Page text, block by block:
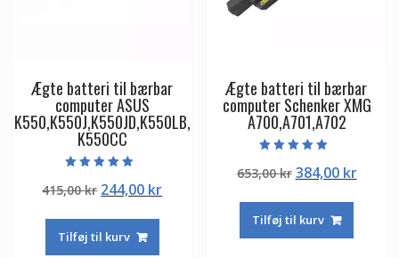
Ægte batteri til bærbar
computer ASUS
K550,K550J,K550JD,K550LB,
K550CC
5.00
ud af 5
415,00kr Den
pris
var:
244,00 krDen
Tilføj til kurv
Ægte batteri til bærbar
computer Schenker XMG
A700,A701,A702
5.00
ud af 5
653,00kr Den
pris
var:
384,00 krDen
Tilføj til kurv